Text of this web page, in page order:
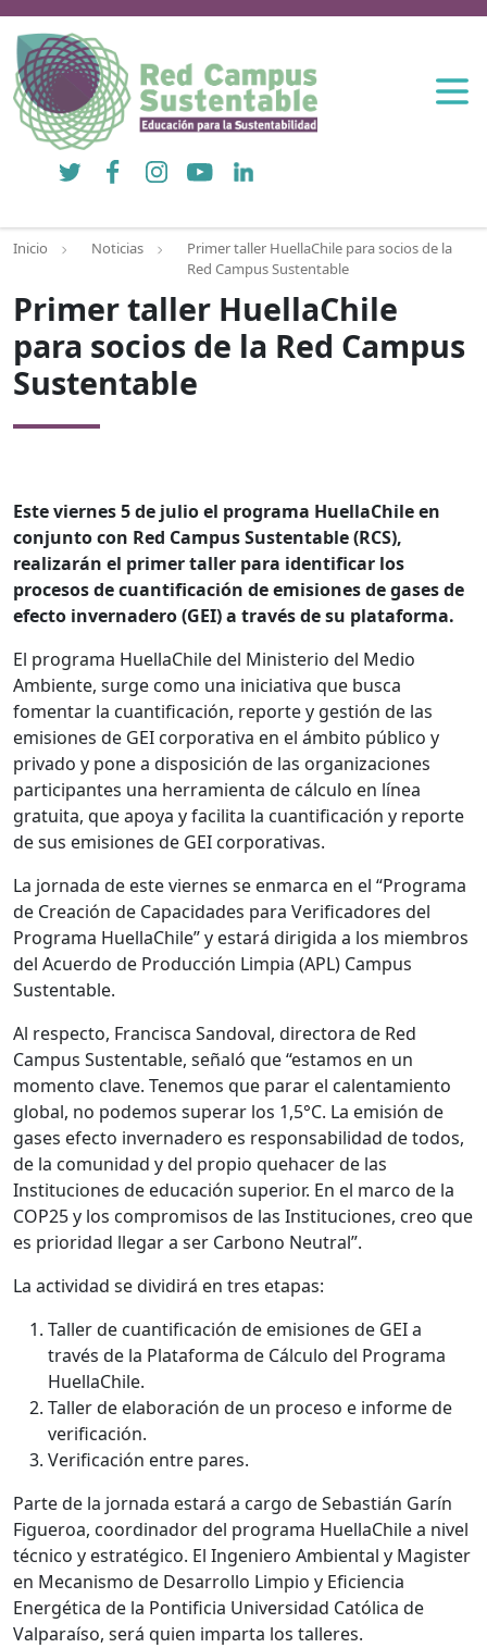
Twitter FacebookInstagramYouTubeLinkedIn
Inicio Noticias
Primer taller HuellaChile para socios de la
Red Campus Sustentable
Primer taller HuellaChile
para socios de la Red Campus
Sustentable
Este viernes 5 de julio el programa HuellaChile en
conjunto con Red Campus Sustentable (RCS),
realizarán el primer taller para identificar los
procesos de cuantificación de emisiones de gases de
efecto invernadero (GEI) a través de su plataforma.
El programa HuellaChile del Ministerio del Medio
Ambiente, surge como una iniciativa que busca
fomentar la cuantificación, reporte y gestión de las
emisiones de GEI corporativa en el ámbito público y
privado y pone a disposición de las organizaciones
participantes una herramienta de cálculo en línea
gratuita, que apoya y facilita la cuantificación y reporte
de sus emisiones de GEI corporativas.
La jornada de este viernes se enmarca en el “Programa
de Creación de Capacidades para Verificadores del
Programa HuellaChile” y estará dirigida a los miembros
del Acuerdo de Producción Limpia (APL) Campus
Sustentable.
Al respecto, Francisca Sandoval, directora de Red
Campus Sustentable, señaló que “estamos en un
momento clave. Tenemos que parar el calentamiento
global, no podemos superar los 1,5°C. La emisión de
gases efecto invernadero es responsabilidad de todos,
de la comunidad y del propio quehacer de las
Instituciones de educación superior. En el marco de la
COP25 y los compromisos de las Instituciones, creo que
es prioridad llegar a ser Carbono Neutral”.
La actividad se dividirá en tres etapas:
Taller de cuantificación de emisiones de GEI a
través de la Plataforma de Cálculo del Programa
HuellaChile.
Taller de elaboración de un proceso e informe de
verificación.
Verificación entre pares.
Parte de la jornada estará a cargo de Sebastián Garín
Figueroa, coordinador del programa HuellaChile a nivel
técnico y estratégico. El Ingeniero Ambiental y Magister
en Mecanismo de Desarrollo Limpio y Eficiencia
Energética de la Pontificia Universidad Católica de
Valparaíso, será quien imparta los talleres.